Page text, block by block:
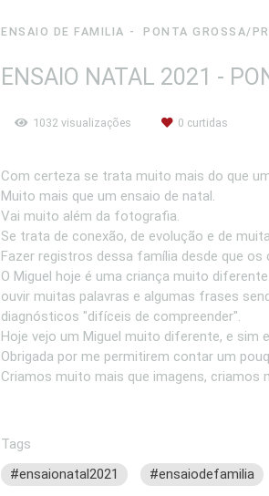
ENSAIO DE FAMILIA PONTA GROSSA/PR
ENSAIO NATAL 2021 -
1032 visualizações 0 curtidas
Com certeza se trata muito mais do que
Muito mais que um ensaio de natal.
Vai muito além da fotografia.
Se trata de conexão, de evolução e de
Fazer registros dessa família desde que
O Miguel hoje é uma criança muito
ouvir muitas palavras e algumas frases
diagnósticos "difíceis de compreender".
Hoje vejo um Miguel muito diferente, e sim
Obrigada por me permitirem contar um
Criamos muito mais que imagens, criamos
Tags
#ensaionatal2021
#ensaiodefamilia